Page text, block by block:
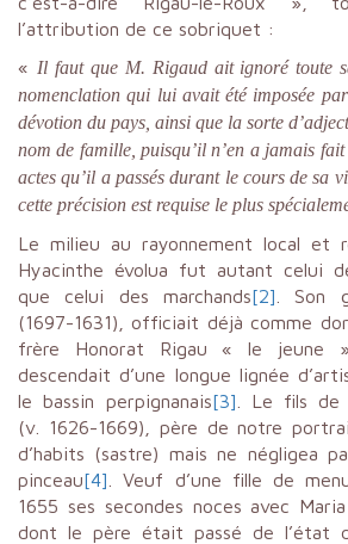
l’attribution de ce sobriquet :
« Il faut que M. Rigaud ait ignoré toute
nomenclation qui lui avait été imposée
dévotion du pays, ainsi que la sorte
nom de famille, puisqu’il n’en a jamais
actes qu’il a passés durant le cours de sa
cette précision est requise le plus
Le milieu au rayonnement local et
Hyacinthe évolua fut autant celui
que celui des marchands[2]
. Son
(1697-1631), officiait déjà comme
frère Honorat Rigau « le jeune
descendait d’une longue lignée
le bassin perpignanais[3] . Le fils
(v. 1626-1669), père de notre
d’habits (sastre) mais ne négligea
pinceau[4]
. Veuf d’une fille de
1655 ses secondes noces avec
dont le père était passé de l’état